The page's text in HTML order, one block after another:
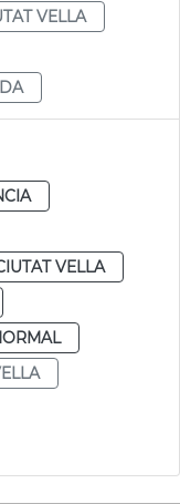
VELLA
VELLA